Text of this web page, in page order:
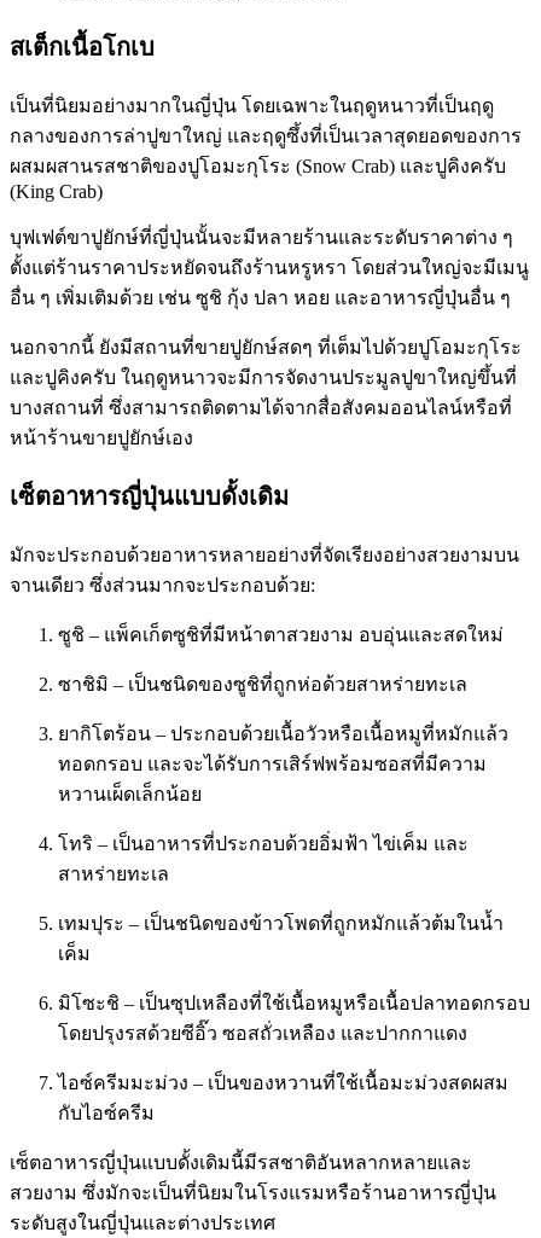
สเต็กเนื้อโกเบ
เป็นที่นิยมอย่างมากในญี่ปุ่น โดยเฉพาะในฤดูหนาวที่เป็นฤดู
กลางของการล่าปูขาใหญ่ และฤดูซึ้งที่เป็นเวลาสุดยอดของการ
ผสมผสานรสชาติของปูโอมะกุโระ (Snow Crab) และปูคิงครับ
(King Crab)
บุฟเฟต์ขาปูยักษ์ที่ญี่ปุ่นนั้นจะมีหลายร้านและระดับราคาต่าง ๆ
ตั้งแต่ร้านราคาประหยัดจนถึงร้านหรูหรา โดยส่วนใหญ่จะมีเมนู
อื่น ๆ เพิ่มเติมด้วย เช่น ซูชิ กุ้ง ปลา หอย และอาหารญี่ปุ่นอื่น ๆ
นอกจากนี้ ยังมีสถานที่ขายปูยักษ์สดๆ ที่เต็มไปด้วยปูโอมะกุโระ
และปูคิงครับ ในฤดูหนาวจะมีการจัดงานประมูลปูขาใหญ่ขึ้นที่
บางสถานที่ ซึ่งสามารถติดตามได้จากสื่อสังคมออนไลน์หรือที่
หน้าร้านขายปูยักษ์เอง
เซ็ตอาหารญี่ปุ่นแบบดั้งเดิม
มักจะประกอบด้วยอาหารหลายอย่างที่จัดเรียงอย่างสวยงามบน
จานเดียว ซึ่งส่วนมากจะประกอบด้วย:
ซูชิ – แพ็คเก็ตซูชิที่มีหน้าตาสวยงาม อบอุ่นและสดใหม่
ซาชิมิ – เป็นชนิดของซูชิที่ถูกห่อด้วยสาหร่ายทะเล
ยากิโตร้อน – ประกอบด้วยเนื้อวัวหรือเนื้อหมูที่หมักแล้ว
ทอดกรอบ และจะได้รับการเสิร์ฟพร้อมซอสที่มีความ
หวานเผ็ดเล็กน้อย
โทริ – เป็นอาหารที่ประกอบด้วยอิ่มฟ้า ไข่เค็ม และ
สาหร่ายทะเล
เทมปุระ – เป็นชนิดของข้าวโพดที่ถูกหมักแล้วต้มในน้ำ
เค็ม
มิโซะชิ – เป็นซุปเหลืองที่ใช้เนื้อหมูหรือเนื้อปลาทอดกรอบ
โดยปรุงรสด้วยซีอิ๊ว ซอสถั่วเหลือง และปากกาแดง
ไอซ์ครีมมะม่วง – เป็นของหวานที่ใช้เนื้อมะม่วงสดผสม
กับไอซ์ครีม
เซ็ตอาหารญี่ปุ่นแบบดั้งเดิมนี้มีรสชาติอันหลากหลายและ
สวยงาม ซึ่งมักจะเป็นที่นิยมในโรงแรมหรือร้านอาหารญี่ปุ่น
ระดับสูงในญี่ปุ่นและต่างประเทศ